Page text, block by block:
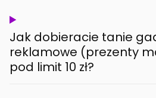
Jak dobieracie tanie
reklamowe (prezenty
pod limit 10 zł?